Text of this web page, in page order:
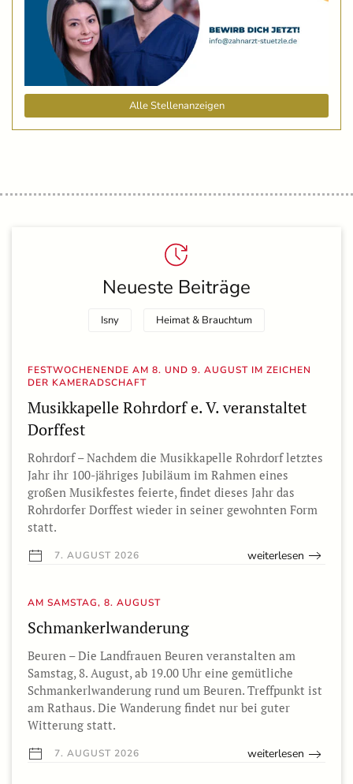
Alle Stellenanzeigen
Neueste Beiträge
Isny Heimat & Brauchtum
FESTWOCHENENDE AM 8. UND 9. AUGUST IM ZEICHEN
DER KAMERADSCHAFT
Musikkapelle Rohrdorf e. V. veranstaltet
Dorffest
Rohrdorf – Nachdem die Musikkapelle Rohrdorf letztes
Jahr ihr 100-jähriges Jubiläum im Rahmen eines
großen Musikfestes feierte, findet dieses Jahr das
Rohrdorfer Dorffest wieder in seiner gewohnten Form
statt.
7. AUGUST 2026 weiterlesen
AM SAMSTAG, 8. AUGUST
Schmankerlwanderung
Beuren – Die Landfrauen Beuren veranstalten am
Samstag, 8. August, ab 19.00 Uhr eine gemütliche
Schmankerlwanderung rund um Beuren. Treffpunkt ist
am Rathaus. Die Wanderung findet nur bei guter
Witterung statt.
7. AUGUST 2026 weiterlesen